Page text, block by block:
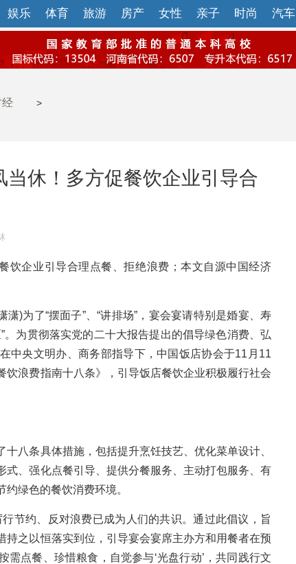
娱乐 体育 旅游 房产 女性 亲子 时尚 汽车
经 >
当休！多方促餐饮企业引导合
企业引导合理点餐、拒绝浪费；本文自源中国经济
为了“摆面子”、“讲排场”，宴会宴请特别是婚宴、寿
。为贯彻落实党的二十大报告提出的倡导绿色消费、弘
中央文明办、商务部指导下，中国饭店协会于11月11
饮浪费指南十八条》，引导饭店餐饮企业积极履行社会
条具体措施，包括提升烹饪技艺、优化菜单设计、
式、强化点餐引导、提供分餐服务、主动打包服务、有
绿色的餐饮消费环境。
约、反对浪费已成为人们的共识。通过此倡议，旨
持之以恒落实到位，引导宴会宴席主办方和用餐者在预
点餐、珍惜粮食，自觉参与‘光盘行动’，共同践行文